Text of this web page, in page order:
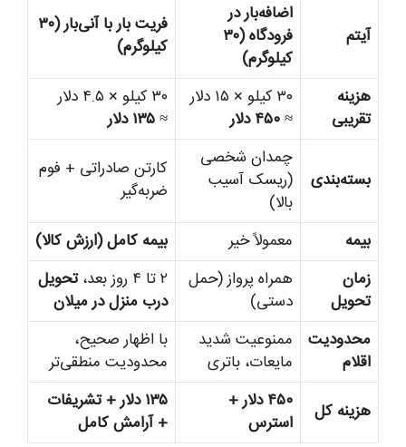
آیتم
اضافه‌بار در
فرودگاه (۳۰
کیلوگرم)
فریت بار با آنی‌بار (۳۰
کیلوگرم)
هزینه
تقریبی
۳۰ کیلو × ۱۵ دلار
≈۴۵۰ دلار
۳۰ کیلو × ۴.۵ دلار
≈۱۳۵ دلار
بسته‌بندی
چمدان شخصی
(ریسک آسیب
بالا)
کارتن صادراتی + فوم
ضربه‌گیر
بیمه
معمولاً خیر
بیمه کامل (ارزش کالا)
زمان
تحویل
همراه پرواز (حمل
دستی)
۲ تا ۴ روز بعد،
تحویل
درب منزل در میلان
محدودیت
اقلام
ممنوعیت شدید
مایعات، باتری
با اظهار صحیح،
محدودیت منطقی‌تر
هزینه کل
۴۵۰ دلار +
استرس
۱۳۵ دلار + تشریفات
+ آرامش کامل